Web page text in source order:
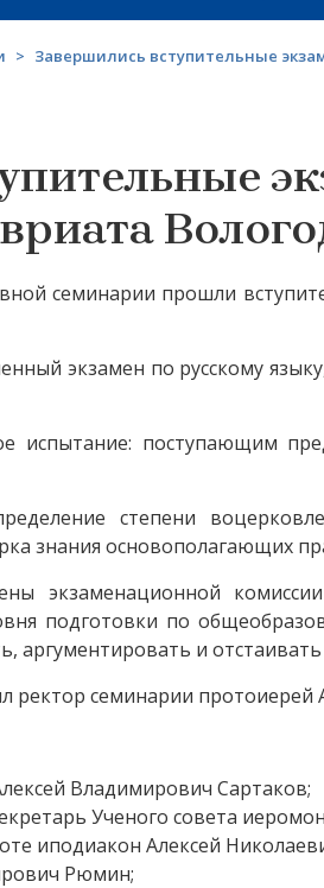
> Завершились вступительные
семинарии прошли
экзамен по русскому
испытание: поступающим
степени
знания основополагающих
экзаменационной
подготовки по
аргументировать и
ректор семинарии протоиерей
Владимирович Сартаков;
Ученого совета
иподиакон Алексей
Рюмин;